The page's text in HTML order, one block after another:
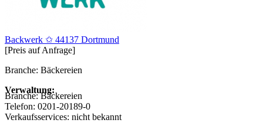
Backwerk ✩ 44137 Dortmund
[Preis auf Anfrage]
Branche: Bäckereien
Verwaltung:
Branche:Bäckereien
Telefon: 0201-20189-0
Verkaufsservices: nicht bekannt